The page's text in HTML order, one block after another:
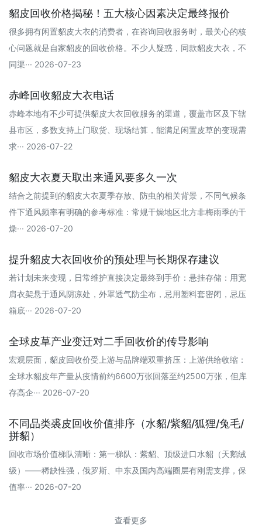
貂皮回收价格揭秘！五大核心因素决定最终报价
很多拥有闲置貂皮大衣的消费者，在咨询回收服务时，最关心的核
心问题就是自家貂皮的回收价格。不少人疑惑，同款貂皮大衣，不
同渠··· 2026-07-23
赤峰回收貂皮大衣电话
赤峰本地有不少可提供貂皮大衣回收服务的渠道，覆盖市区及下辖
县市区，多数支持上门取货、现场结算，能满足闲置皮草的变现需
求··· 2026-07-22
貂皮大衣夏天取出来通风要多久一次
结合之前提到的貂皮大衣夏季存放、防虫的相关背景，不同气候条
件下通风频率有明确的参考标准：常规干燥地区‌北方非梅雨季的干
燥··· 2026-07-20
提升貂皮大衣回收价的预处理与长期保存建议
若计划未来变现，日常维护直接决定最终到手价：悬挂存储：用宽
肩衣架悬于通风阴凉处，外罩透气防尘布，忌用塑料套密闭，忌压
箱底··· 2026-07-20
全球皮草产业变迁对二手回收价的传导影响
宏观层面，貂皮回收价受上游与品牌端双重挤压：上游供给收缩：
全球水貂皮年产量从疫情前约6600万张回落至约2500万张，但库
存高企··· 2026-07-20
不同品类裘皮回收价值排序（水貂/紫貂/狐狸/兔毛/
拼貂）
回收市场价值梯队清晰：第一梯队：紫貂、顶级进口水貂（天鹅绒
级）——稀缺性强，俄罗斯、中东及国内高端圈层有刚需支撑，保
值率··· 2026-07-20
查看更多